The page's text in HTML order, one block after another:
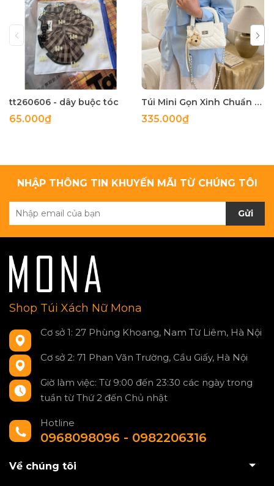
tt260606 - dây buộc tóc
65.000₫
Túi Mini Gọn Xinh Chuẩn Gu - tt260518
335.000₫
NHẬP THÔNG TIN KHUYẾN MÃI TỪ CHÚNG TÔI
Gửi
Shop Túi Xách Nữ Mona
Cơ sở 1: 27 Phùng Khoang, Nam Từ Liêm, Hà Nội
Cơ sở 2: 71 Phan Văn Trường, Cầu Giấy, Hà Nội
Giờ làm việc: Từ 9:00 đến 23:30 các ngày trong
tuần từ Thứ 2 đến Chủ nhật
Hotline
0968098096 - 0982206316
Về chúng tôi